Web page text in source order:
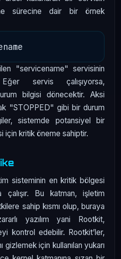
sürecine dair bir örnek
"servicename" servisinin
servis çalışıyorsa,
bilgisi dönecektir. Aksi
"STOPPED" gibi bir durum
sistemde potansiyel bir
için kritik öneme sahiptir.
sisteminin en kritik bölgesi
çalışır. Bu katman, işletim
sahip kısmı olup, buraya
yazılım yani Rootkit,
kontrol edebilir. Rootkit’ler,
gizlemek için kullanılan yukarı